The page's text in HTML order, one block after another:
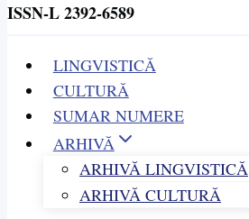
ISSN-L 2392-6589
LINGVISTICĂ
CULTURĂ
SUMAR NUMERE
ARHIVĂ
ARHIVĂ LINGVISTICĂ
ARHIVĂ CULTURĂ